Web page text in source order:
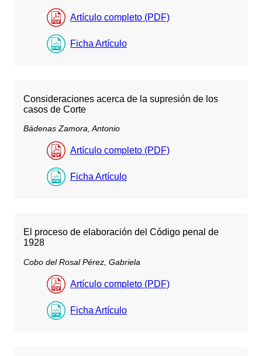
Artículo completo (PDF)
Ficha Artículo
Consideraciones acerca de la supresión de los
casos de Corte
Bádenas Zamora, Antonio
Artículo completo (PDF)
Ficha Artículo
El proceso de elaboración del Código penal de
1928
Cobo del Rosal Pérez, Gabriela
Artículo completo (PDF)
Ficha Artículo